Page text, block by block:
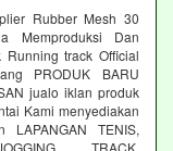
Rubber Mesh 30
Memproduksi Dan
track Official
PRODUK BARU
jualo iklan produk
Kami menyediakan
LAPANGAN TENIS,